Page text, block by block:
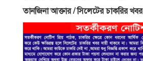
তানজিনা আক্তার / সিলেটের চাকরির খবর